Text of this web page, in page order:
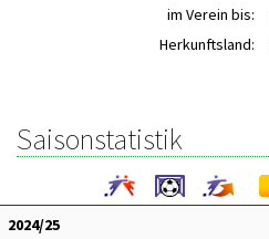
im Verein bis:
Herkunftsland:
Saisonstatistik
2024/25